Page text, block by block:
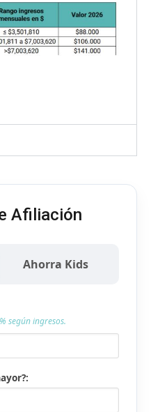
Afiliación
Ahorra Kids
según ingresos.